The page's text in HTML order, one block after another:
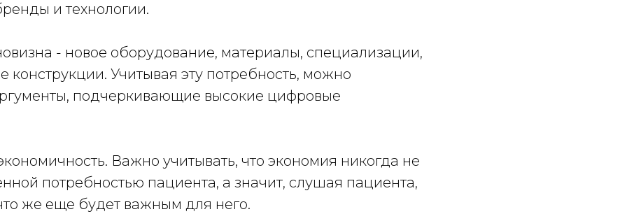
и технологии.
- новое оборудование, материалы, специализации,
конструкции. Учитывая эту потребность, можно
подчеркивающие высокие цифровые
Важно учитывать, что экономия никогда не
потребностью пациента, а значит, слушая пациента,
же еще будет важным для него.⠀